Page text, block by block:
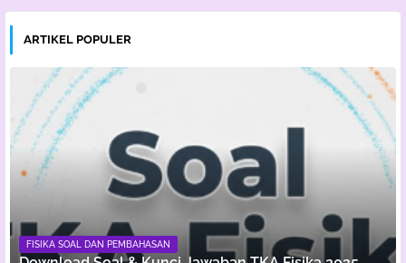
ARTIKEL POPULER
FISIKA SOAL DAN PEMBAHASAN